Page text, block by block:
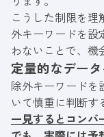
こうした制限を
外キーワードを設
わないことで、機
定量的なデー
除外キーワードを
いて慎重に判断す
一見するとコンバ